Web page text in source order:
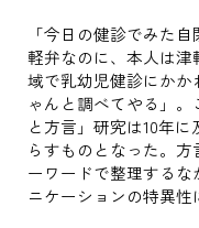
「今日の健診でみた
軽弁なのに、本人は
域で乳幼児健診にかか
ゃんと調べてやる」
と方言」研究は10年
らすものとなった。
ーワードで整理する
ニケーションの特異性